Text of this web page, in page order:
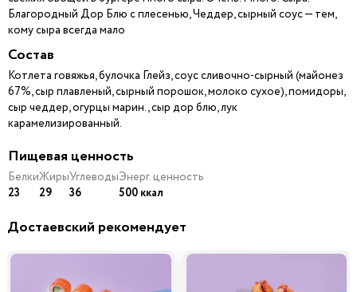
Благородный Дор Блю с плесенью, Чеддер, сырный соус — тем,
кому сыра всегда мало
Состав
Котлета говяжья, булочка Глейз, соус сливочно-сырный (майонез
67%, сыр плавленый, сырный порошок, молоко сухое), помидоры,
сыр чеддер, огурцы марин., сыр дор блю, лук
карамелизированный.
Пищевая ценность
Белки
23
Жиры
29
Углеводы
36
Энерг. ценность
500 ккал
Достаевский рекомендует